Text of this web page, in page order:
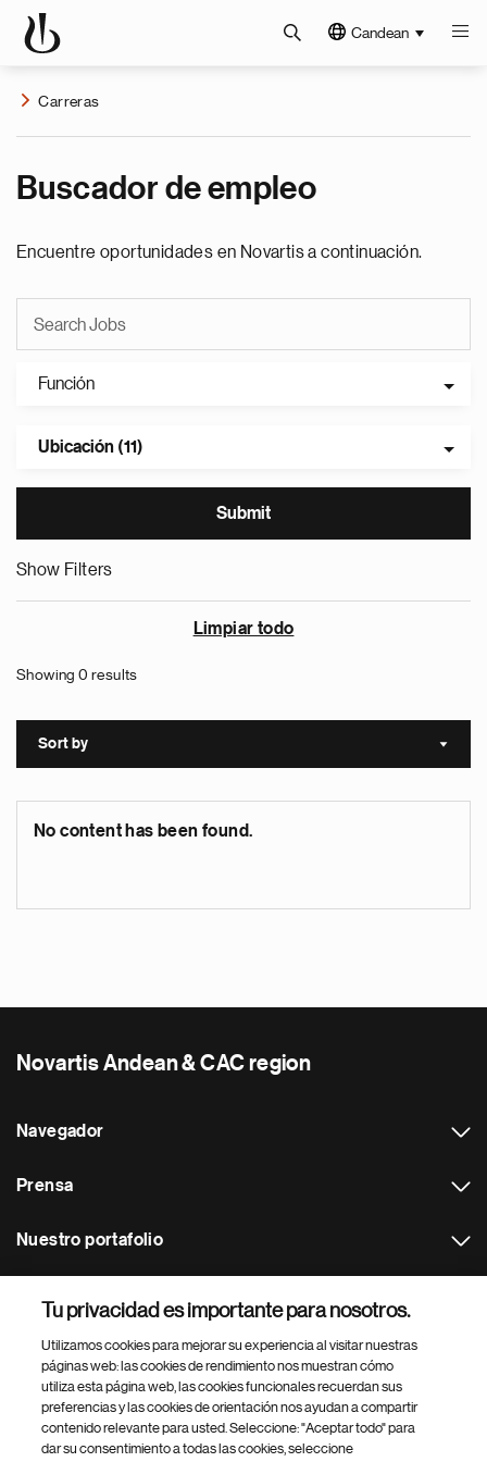
Candean
Carreras
Buscador de empleo
Encuentre oportunidades en Novartis a continuación.
Función
Ubicación (11)
Show Filters
Limpiar todo
Showing 0 results
Sort by Sort
No content has been found.
Novartis Andean & CAC region
Navegador
Prensa
Nuestro portafolio
Footer Site Search
Tu privacidad es importante para nosotros.
Utilizamos cookies para mejorar su experiencia al visitar nuestras
páginas web: las cookies de rendimiento nos muestran cómo
utiliza esta página web, las cookies funcionales recuerdan sus
preferencias y las cookies de orientación nos ayudan a compartir
contenido relevante para usted. Seleccione: "Aceptar todo" para
dar su consentimiento a todas las cookies, seleccione